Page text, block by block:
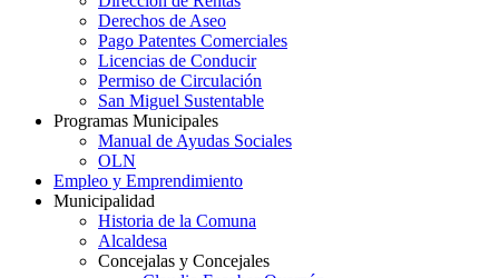
Derechos de Aseo
Pago Patentes Comerciales
Licencias de Conducir
Permiso de Circulación
San Miguel Sustentable
Programas Municipales
Manual de Ayudas Sociales
OLN
Empleo y Emprendimiento
Municipalidad
Historia de la Comuna
Alcaldesa
Concejalas y Concejales